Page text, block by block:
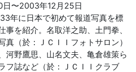
日〜2003年12月25日
年に日本で初めて報道写真を標
事を紹介。名取洋之助、土門拳、
真（於：ＪＣＩＩフォトサロン）
河野鷹思、山名文夫、亀倉雄策ら
フ誌など（於：ＪＣＩＩクラブ